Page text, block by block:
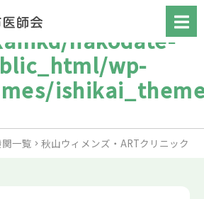
hakodate-
wp-
一覧 秋山ウィメンズ・ARTクリニック